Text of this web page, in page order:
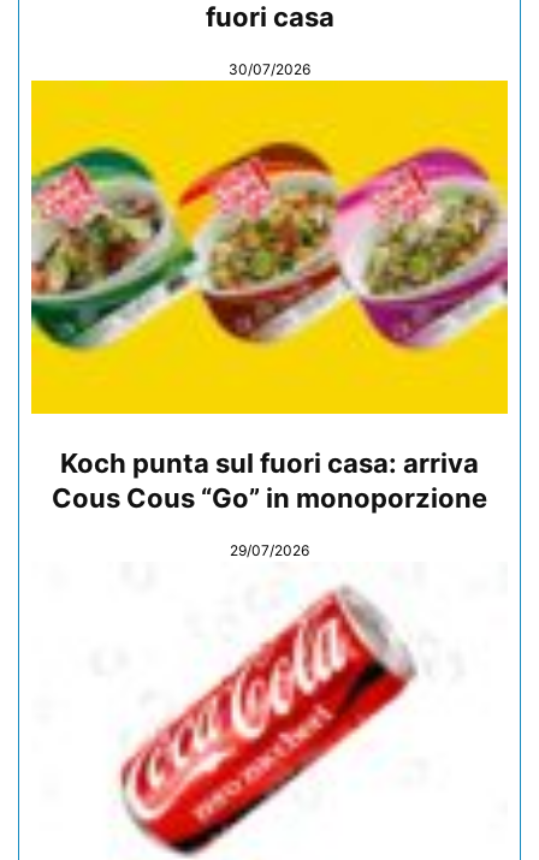
fuori casa
30/07/2026
Koch punta sul fuori casa: arriva
Cous Cous “Go” in monoporzione
29/07/2026